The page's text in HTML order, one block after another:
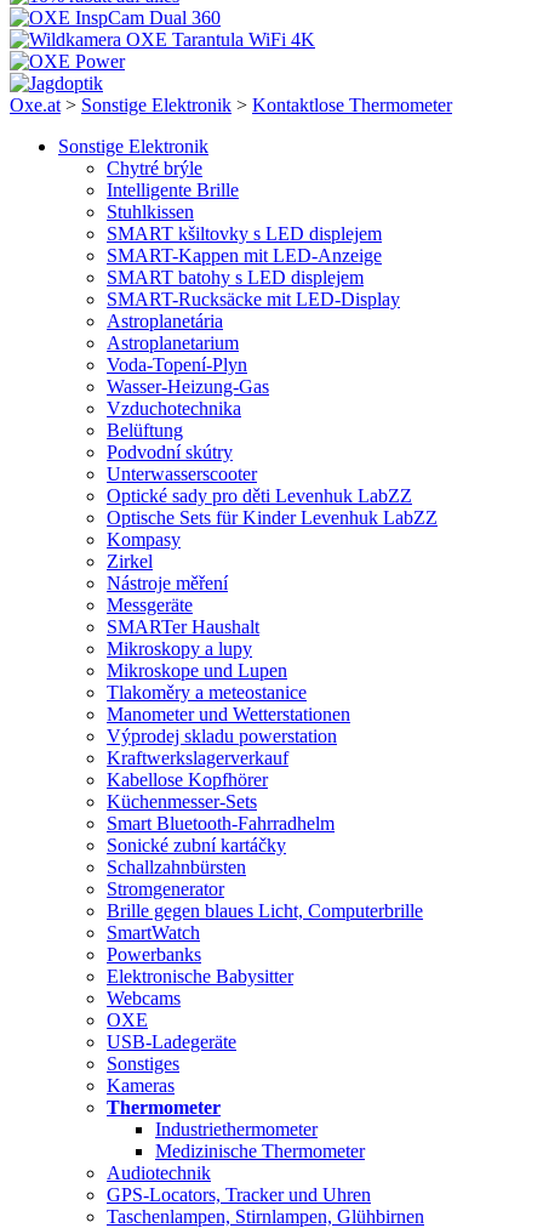
Oxe.at > Sonstige Elektronik > Kontaktlose Thermometer
Sonstige Elektronik
Chytré brýle
Intelligente Brille
Stuhlkissen
SMART kšiltovky s LED displejem
SMART-Kappen mit LED-Anzeige
SMART batohy s LED displejem
SMART-Rucksäcke mit LED-Display
Astroplanetária
Astroplanetarium
Voda-Topení-Plyn
Wasser-Heizung-Gas
Vzduchotechnika
Belüftung
Podvodní skútry
Unterwasserscooter
Optické sady pro děti Levenhuk LabZZ
Optische Sets für Kinder Levenhuk LabZZ
Kompasy
Zirkel
Nástroje měření
Messgeräte
SMARTer Haushalt
Mikroskopy a lupy
Mikroskope und Lupen
Tlakoměry a meteostanice
Manometer und Wetterstationen
Výprodej skladu powerstation
Kraftwerkslagerverkauf
Kabellose Kopfhörer
Küchenmesser-Sets
Smart Bluetooth-Fahrradhelm
Sonické zubní kartáčky
Schallzahnbürsten
Stromgenerator
Brille gegen blaues Licht, Computerbrille
SmartWatch
Powerbanks
Elektronische Babysitter
Webcams
OXE
USB-Ladegeräte
Sonstiges
Kameras
Thermometer
Industriethermometer
Medizinische Thermometer
Audiotechnik
GPS-Locators, Tracker und Uhren
Taschenlampen, Stirnlampen, Glühbirnen